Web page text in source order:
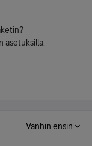
asetuksilla.
Vanhin ensin